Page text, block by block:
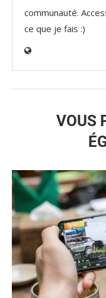
communauté.
ce que je fais :)
VOUS